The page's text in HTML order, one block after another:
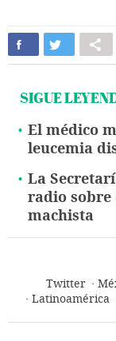
SIGUE
El médico
leucemia
La
radio sobre
machista
Twitter
Latinoamérica